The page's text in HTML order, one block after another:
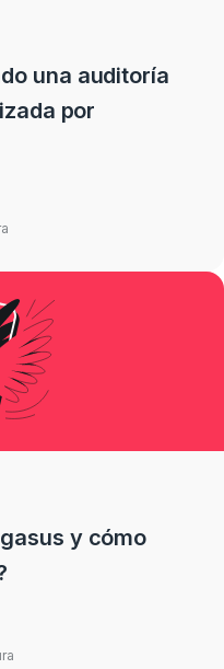
una auditoría
por
y cómo